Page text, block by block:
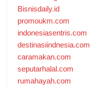
Bisnisdaily.id
promoukm.com
indonesiasentris.com
destinasiindnesia.com
caramakan.com
seputarhalal.com
rumahayah.com